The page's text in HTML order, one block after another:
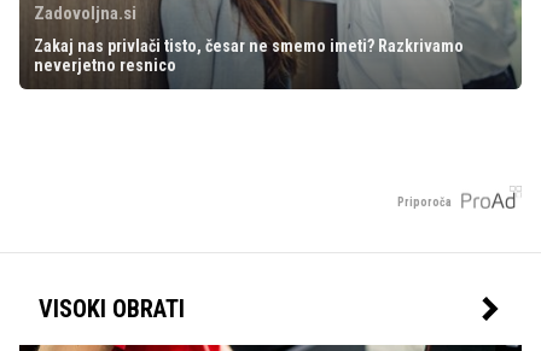
Zadovoljna.si
Zakaj nas privlači tisto, česar ne smemo imeti? Razkrivamo
neverjetno resnico
Priporoča
VISOKI OBRATI